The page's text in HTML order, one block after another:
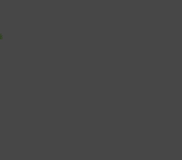
開學裝備全面降價